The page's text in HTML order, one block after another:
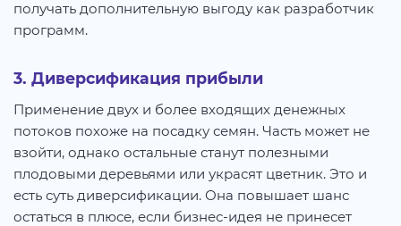
получать дополнительную выгоду как разработчик
программ.
3. Диверсификация прибыли
Применение двух и более входящих денежных
потоков похоже на посадку семян. Часть может не
взойти, однако остальные станут полезными
плодовыми деревьями или украсят цветник. Это и
есть суть диверсификации. Она повышает шанс
остаться в плюсе, если бизнес-идея не принесет